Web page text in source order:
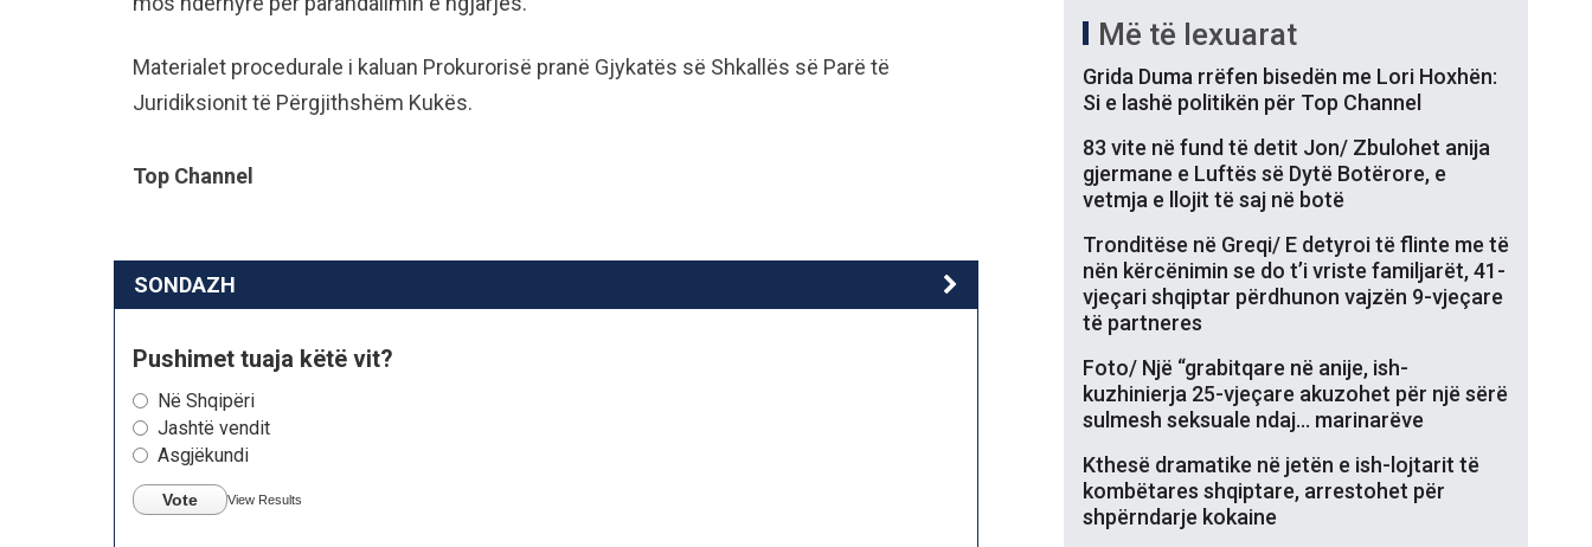
Materialet procedurale i kaluan Prokurorisë pranë Gjykatës së Shkallës së Parë të
Juridiksionit të Përgjithshëm Kukës.
Top Channel
SONDAZH
Pushimet tuaja këtë vit?
Në Shqipëri
Jashtë vendit
Asgjëkundi
Vote View Results
Më të lexuarat
Grida Duma rrëfen bisedën me Lori Hoxhën:
Si e lashë politikën për Top Channel
83 vite në fund të detit Jon/ Zbulohet anija
gjermane e Luftës së Dytë Botërore, e
vetmja e llojit të saj në botë
Tronditëse në Greqi/ E detyroi të flinte me të
nën kërcënimin se do t’i vriste familjarët, 41-
vjeçari shqiptar përdhunon vajzën 9-vjeçare
të partneres
Foto/ Një “grabitqare në anije, ish-
kuzhinierja 25-vjeçare akuzohet për një sërë
sulmesh seksuale ndaj… marinarëve
Kthesë dramatike në jetën e ish-lojtarit të
kombëtares shqiptare, arrestohet për
shpërndarje kokaine